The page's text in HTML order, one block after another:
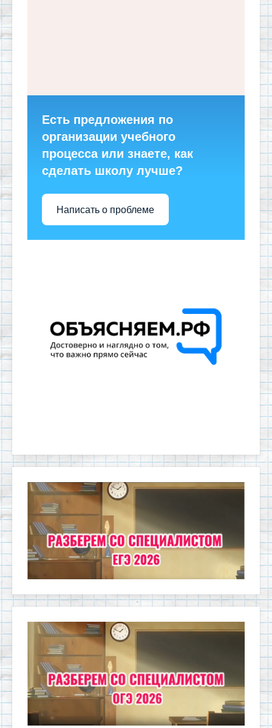
Есть предложения по
организации учебного
процесса или знаете, как
сделать школу лучше?
Написать о проблеме